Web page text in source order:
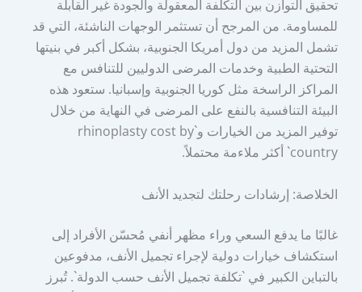
تحقيق التوازن بين التكلفة المعقولة والجودة غير القابلة
للمساومة. من المرجح أن تستثمر الوجهات الناشئة، التي قد
تشمل المزيد من دول أمريكا الجنوبية، بشكل أكبر في بنيتها
التحتية الطبية وخدمات المرضى الدوليين للتنافس مع
المراكز الراسخة مثل كوريا الجنوبية وإسبانيا. ستعود هذه
البيئة التنافسية بالنفع على المرضى في النهاية من خلال
توفير المزيد من الخيارات و`rhinoplasty cost by
country` أكثر ملاءمة محتملاً.
الخلاصة: إرشادات رحلتك لتجديد الأنف
غالبًا ما يدفع السعي وراء مظهر أنفي مُحسّن الأفراد إلى
استكشاف خيارات دولية لإجراء تجميل الأنف، مدفوعين
بالتباين الكبير في `تكلفة تجميل الأنف حسب الدولة`. تُبرز